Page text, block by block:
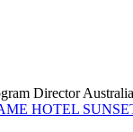
Director